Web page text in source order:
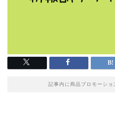
記事内に商品プロモーシ